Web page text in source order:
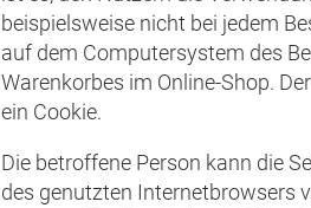
beispielsweise nicht bei jedem
auf dem Computersystem des
Warenkorbes im Online-Shop.
ein Cookie.
Die betroffene Person kann die
des genutzten Internetbrowsers